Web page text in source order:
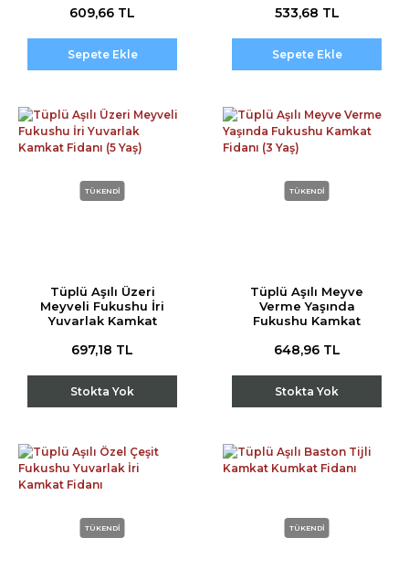
609,66 TL
Sepete Ekle
533,68 TL
Sepete Ekle
TÜKENDİ
Tüplü Aşılı Üzeri
Meyveli Fukushu İri
Yuvarlak Kamkat
697,18 TL
Stokta Yok
TÜKENDİ
Tüplü Aşılı Meyve
Verme Yaşında
Fukushu Kamkat
648,96 TL
Stokta Yok
TÜKENDİ TÜKENDİ